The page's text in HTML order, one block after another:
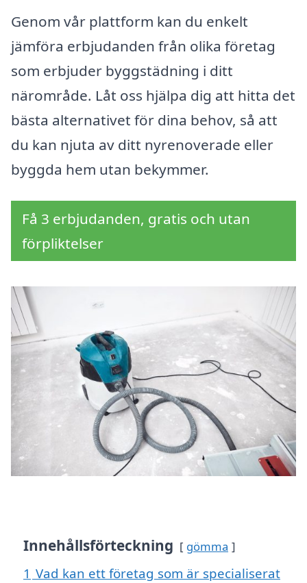
Genom vår plattform kan du enkelt
jämföra erbjudanden från olika företag
som erbjuder byggstädning i ditt
närområde. Låt oss hjälpa dig att hitta det
bästa alternativet för dina behov, så att
du kan njuta av ditt nyrenoverade eller
byggda hem utan bekymmer.
Få 3 erbjudanden, gratis och utan
förpliktelser
Innehållsförteckning gömma
1 Vad kan ett företag som är specialiserat